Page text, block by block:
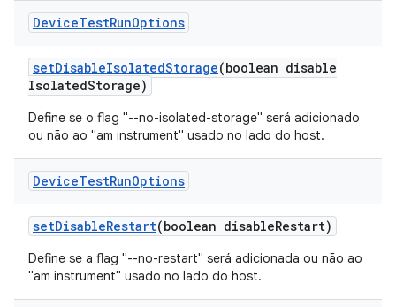
DeviceTestRunOptions
setDisableIsolatedStorage(boolean disable
IsolatedStorage)
Define se o flag "--no-isolated-storage" será adicionado
ou não ao "am instrument" usado no lado do host.
DeviceTestRunOptions
setDisableRestart(boolean disableRestart)
Define se a flag "--no-restart" será adicionada ou não ao
"am instrument" usado no lado do host.